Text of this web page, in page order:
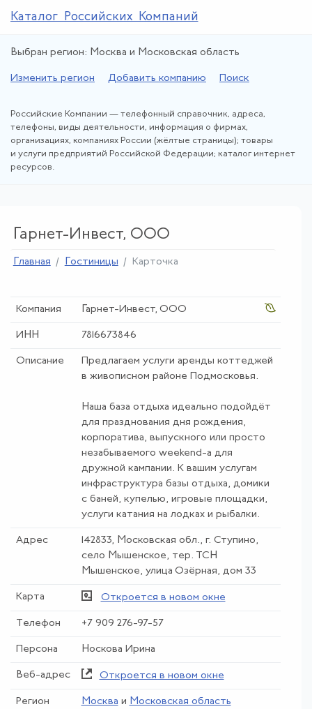
Каталог Российских Компаний
Выбран регион: Москва и Московская область
Изменить регион Добавить компанию Поиск
Российские Компании — телефонный справочник, адреса,
телефоны, виды деятельности, информация о фирмах,
организациях, компаниях России (жёлтые страницы); товары
и услуги предприятий Российской Федерации; каталог интернет
ресурсов.
Гарнет-Инвест, ООО
Главная Гостиницы Карточка
Компания Гарнет-Инвест, ООО
ИНН 7816673846
Описание
Предлагаем услуги аренды коттеджей
в живописном районе Подмосковья.
Наша база отдыха идеально подойдёт
для празднования дня рождения,
корпоратива, выпускного или просто
незабываемого weekend-а для
дружной кампании. К вашим услугам
инфраструктура базы отдыха, домики
с баней, купелью, игровые площадки,
услуги катания на лодках и рыбалки.
Адрес
142833, Московская обл., г. Ступино,
село Мышенское, тер. ТСН
Мышенское, улица Озёрная, дом 33
Карта Откроется в новом окне
Телефон +7 909 276-97-57
Персона Носкова Ирина
Веб-адрес Откроется в новом окне
Регион Москва и Московская область